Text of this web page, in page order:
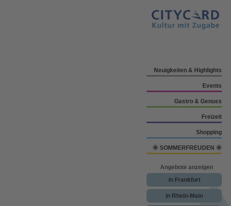
Neuigkeiten & Highlights
Events
Gastro & Genuss
Freizeit
Shopping
🌞 SOMMERFREUDEN 🌞
Angebote anzeigen
in Frankfurt
in Rhein-Main